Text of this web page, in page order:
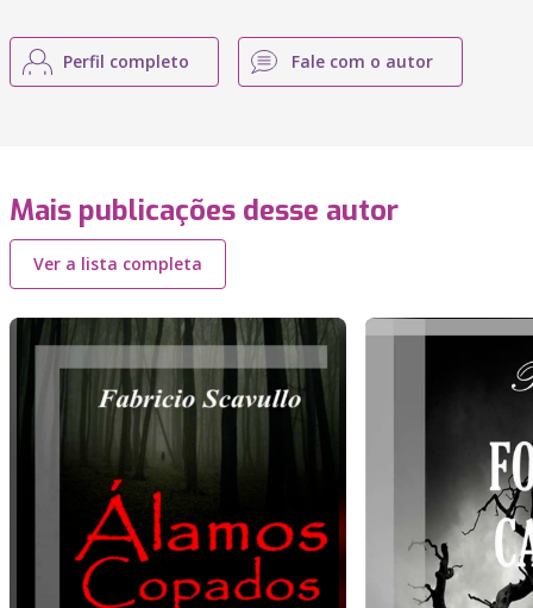
Perfil completo Fale com o autor
Mais publicações desse autor
Ver a lista completa